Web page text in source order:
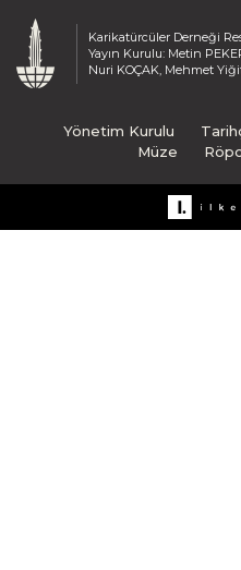
Karikatürcüler Derneği
Yayın Kurulu: Metin
Nuri KOÇAK, Mehmet
Yönetim Kurulu
Müze